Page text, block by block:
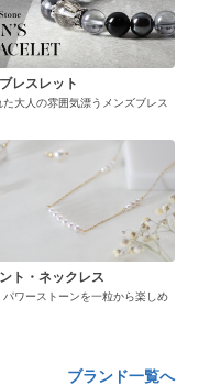
レスレット
た大人の雰囲気漂うメンズブレス
ト・ネックレス
パワーストーンを一粒から楽しめ
ブランド一覧へ